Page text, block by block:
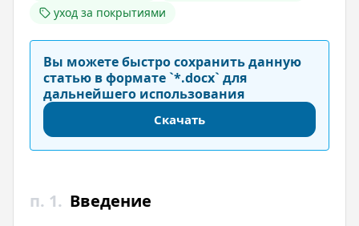
уход за покрытиями
Вы можете быстро сохранить данную
статью в формате `*.docx` для
дальнейшего использования
Скачать
п. 1. Введение